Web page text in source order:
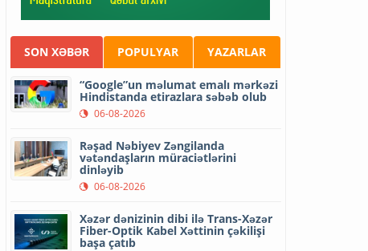
SON XƏBƏR POPULYAR YAZARLAR
“Google”un məlumat emalı mərkəzi
Hindistanda etirazlara səbəb olub
06-08-2026
Rəşad Nəbiyev Zəngilanda
vətəndaşların müraciətlərini
dinləyib
06-08-2026
Xəzər dənizinin dibi ilə Trans-Xəzər
Fiber-Optik Kabel Xəttinin çəkilişi
başa çatıb